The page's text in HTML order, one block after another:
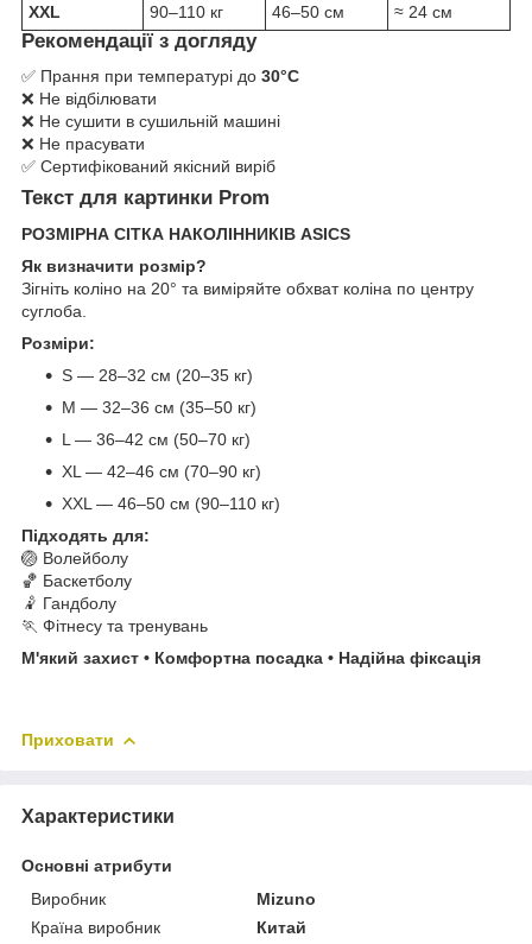
XXL 90–110 кг 46–50 см ≈ 24 см
Рекомендації з догляду
✅ Прання при температурі до 30°C
❌ Не відбілювати
❌ Не сушити в сушильній машині
❌ Не прасувати
✅ Сертифікований якісний виріб
Текст для картинки Prom
РОЗМІРНА СІТКА НАКОЛІННИКІВ ASICS
Як визначити розмір?
Зігніть коліно на 20° та виміряйте обхват коліна по центру
суглоба.
Розміри:
S — 28–32 см (20–35 кг)
M — 32–36 см (35–50 кг)
L — 36–42 см (50–70 кг)
XL — 42–46 см (70–90 кг)
XXL — 46–50 см (90–110 кг)
Підходять для:
🏐 Волейболу
🏀 Баскетболу
🤾 Гандболу
🏃 Фітнесу та тренувань
М'який захист • Комфортна посадка • Надійна фіксація
Приховати
Характеристики
Основні атрибути
Виробник
Mizuno
Країна виробник
Китай